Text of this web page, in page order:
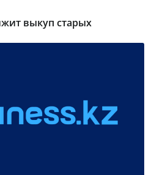
выкуп старых